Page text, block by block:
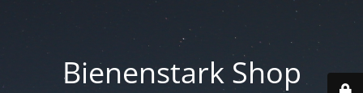
Bienenstark Shop